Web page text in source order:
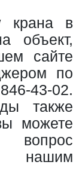
крана в
объект,
сайте
по
43-02.
также
можете
нашим